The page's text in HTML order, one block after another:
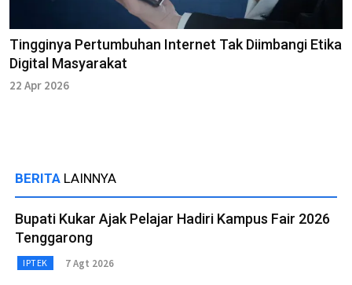
Tingginya Pertumbuhan Internet Tak Diimbangi Etika
Digital Masyarakat
22 Apr 2026
BERITA LAINNYA
Bupati Kukar Ajak Pelajar Hadiri Kampus Fair 2026
Tenggarong
IPTEK 7 Agt 2026